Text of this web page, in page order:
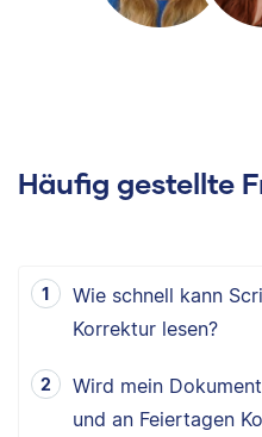
Häufig gestellte
Wie schnell kann
Korrektur lesen?
Wird mein
und an Feiertagen